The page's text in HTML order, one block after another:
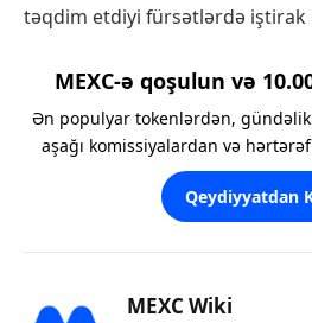
təqdim etdiyi fürsətlərdə iştirak
MEXC-ə qoşulun və
Ən populyar tokenlərdən,
aşağı komissiyalardan və
Qeydiyyatdan
MEXC Wiki